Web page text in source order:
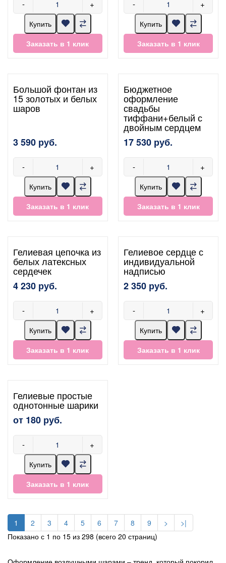
- +
Купить
Заказать в 1 клик
- +
Купить
Заказать в 1 клик
Большой фонтан из
15 золотых и белых
шаров
3 590 руб.
- +
Купить
Заказать в 1 клик
Бюджетное
оформление
свадьбы
тиффани+белый с
двойным сердцем
17 530 руб.
- +
Купить
Заказать в 1 клик
Гелиевая цепочка из
белых латексных
сердечек
4 230 руб.
- +
Купить
Заказать в 1 клик
Гелиевое сердце с
индивидуальной
надписью
2 350 руб.
- +
Купить
Заказать в 1 клик
Гелиевые простые
однотонные шарики
от 180 руб.
- +
Купить
Заказать в 1 клик
1 2 3 4 5 6 7 8 9 >
>|
Показано с 1 по 15 из 298 (всего 20 страниц)